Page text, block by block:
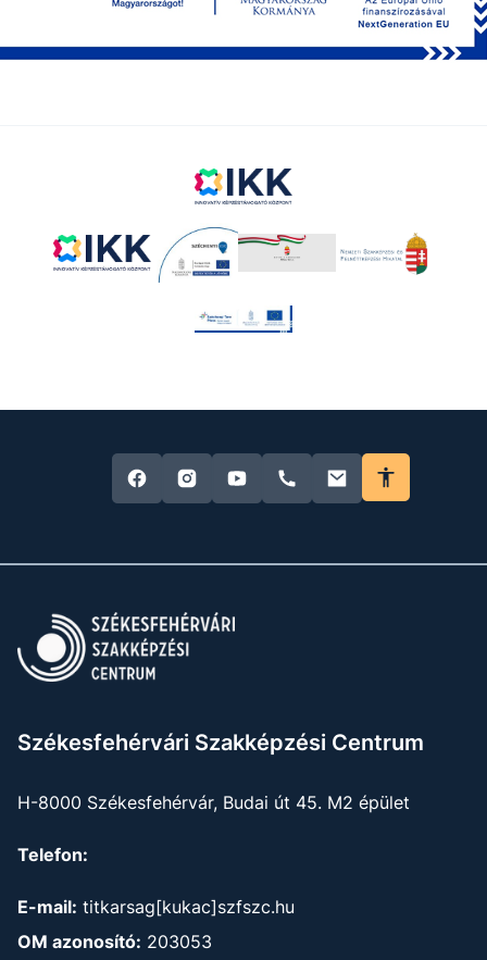
Székesfehérvári Szakképzési Centrum
H-8000 Székesfehérvár, Budai út 45. M2 épület
Telefon:
E-mail: titkarsag[kukac]szfszc.hu
OM azonosító: 203053